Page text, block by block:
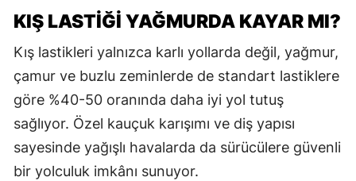
KIŞ LASTİĞİ YAĞMURDA KAYAR MI?
Kış lastikleri yalnızca karlı yollarda değil, yağmur,
çamur ve buzlu zeminlerde de standart lastiklere
göre %40-50 oranında daha iyi yol tutuş
sağlıyor. Özel kauçuk karışımı ve diş yapısı
sayesinde yağışlı havalarda da sürücülere güvenli
bir yolculuk imkânı sunuyor.